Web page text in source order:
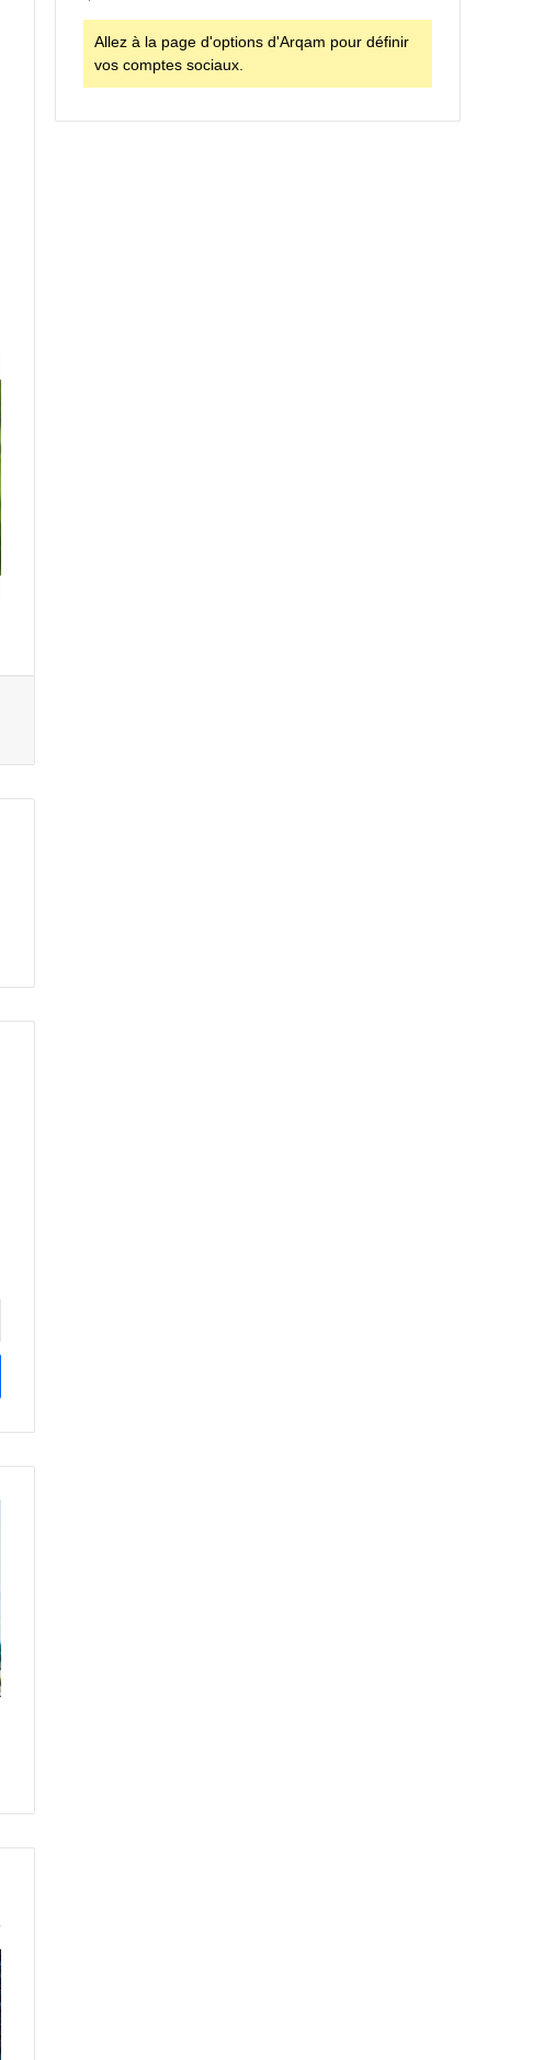
Allez à la page d'options d'Arqam pour définir
vos comptes sociaux.